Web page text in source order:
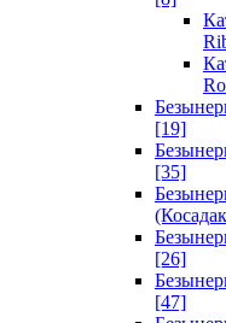
[19]
[35]
[26]
[47]